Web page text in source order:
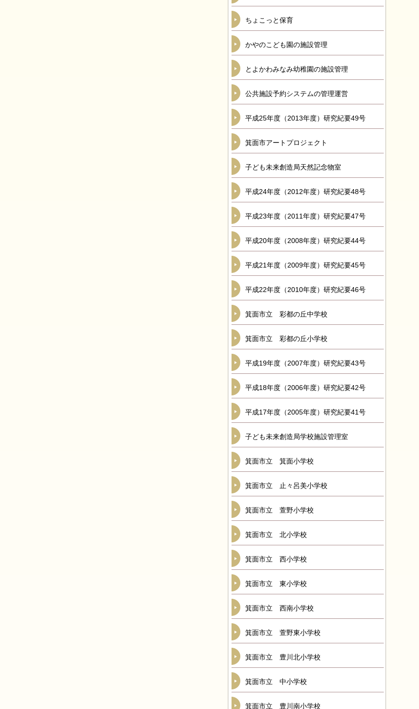
ちょこっと保育
かやのこども園の施設管理
とよかわみなみ幼稚園の施設管理
公共施設予約システムの管理運営
平成25年度（2013年度）研究紀要49号
箕面市アートプロジェクト
子ども未来創造局天然記念物室
平成24年度（2012年度）研究紀要48号
平成23年度（2011年度）研究紀要47号
平成20年度（2008年度）研究紀要44号
平成21年度（2009年度）研究紀要45号
平成22年度（2010年度）研究紀要46号
箕面市立 彩都の丘中学校
箕面市立 彩都の丘小学校
平成19年度（2007年度）研究紀要43号
平成18年度（2006年度）研究紀要42号
平成17年度（2005年度）研究紀要41号
子ども未来創造局学校施設管理室
箕面市立 箕面小学校
箕面市立 止々呂美小学校
箕面市立 萱野小学校
箕面市立 北小学校
箕面市立 西小学校
箕面市立 東小学校
箕面市立 西南小学校
箕面市立 萱野東小学校
箕面市立 豊川北小学校
箕面市立 中小学校
箕面市立 豊川南小学校